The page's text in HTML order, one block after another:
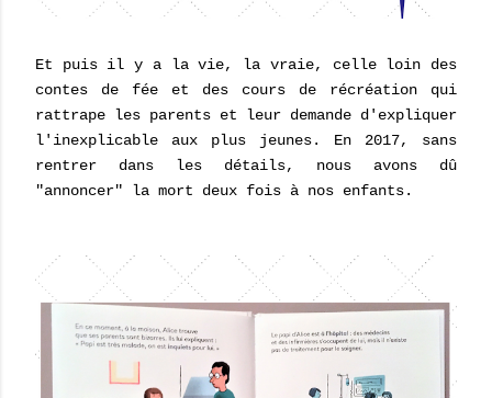
Et puis il y a la vie, la vraie, celle loin des
contes de fée et des cours de récréation qui
rattrape les parents et leur demande d'expliquer
l'inexplicable aux plus jeunes. En 2017, sans
rentrer dans les détails, nous avons dû
"annoncer" la mort deux fois à nos enfants.